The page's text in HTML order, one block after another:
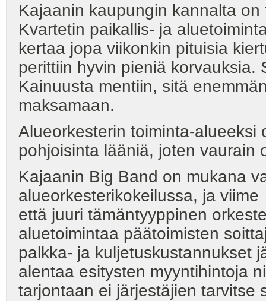
Kajaanin kaupungin kannalta
Kvartetin paikallis- ja
kertaa jopa viikonkin pituisia
perittiin hyvin pieniä korvauksia.
Kainuusta mentiin, sitä
maksamaan.
Alueorkesterin toiminta-alueeksi
pohjoisinta lääniä, joten vaurain
Kajaanin Big Band on mukana
alueorkesterikokeilussa, ja
että juuri tämäntyyppinen
aluetoimintaa päätoimisten
palkka- ja kuljetuskustannukset
alentaa esitysten myyntihintoja
tarjontaan ei järjestäjien